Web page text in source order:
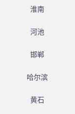
淮南
河池
邯郸
哈尔滨
黄石